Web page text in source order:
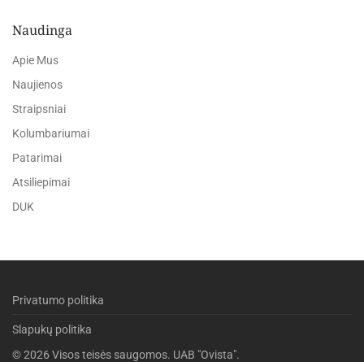
Naudinga
Apie Mus
Naujienos
Straipsniai
Kolumbariumai
Patarimai
Atsiliepimai
DUK
Privatumo politika
Slapukų politika
©2026 Visos teisės saugomos. UAB "Ovista".